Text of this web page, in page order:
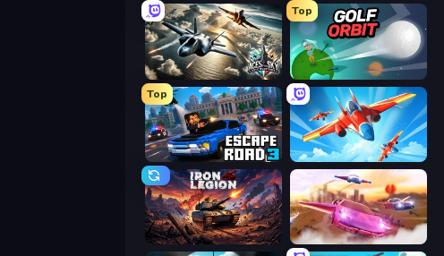
Aces of the Sky: Epic Dogfights
Top
Golf Orbit
Top
Escape Road 3 Pilot Royale: Battlegrounds
Iron Legion Ultimate Flying Car